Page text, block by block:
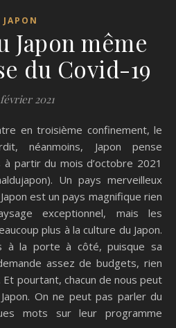
JAPON
Japon même
du Covid-19
février 2021
néanmoins, Japon pense
partir du mois d’octobre 2021
Un pays merveilleux
est un pays magnifique rien
exceptionnel, mais les
plus à la culture du Japon.
à la porte à côté, puisque sa
assez de budgets, rien
pourtant, chacun de nous peut
On ne peut pas parler du
mots sur leur programme